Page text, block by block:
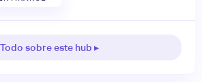
Todo sobre este hub ▸